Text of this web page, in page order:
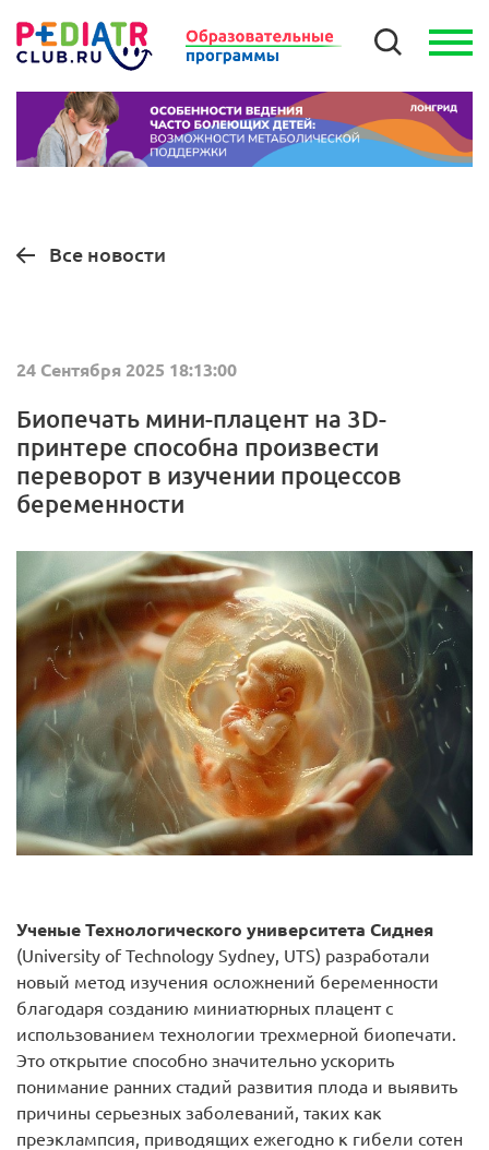
Все новости
24 Сентября 2025 18:13:00
Биопечать мини-плацент на 3D-
принтере способна произвести
переворот в изучении процессов
беременности
Ученые Технологического университета Сиднея
(University of Technology Sydney, UTS) разработали
новый метод изучения осложнений беременности
благодаря созданию миниатюрных плацент с
использованием технологии трехмерной биопечати.
Это открытие способно значительно ускорить
понимание ранних стадий развития плода и выявить
причины серьезных заболеваний, таких как
преэклампсия, приводящих ежегодно к гибели сотен